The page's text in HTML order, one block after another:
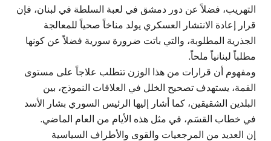
التهريب، فضلاً عن دور دمشق في لعبة السلطة في لبنان، فإن
قرار إعادة الانتشار العسكري يولد مناخاً صحياً للمعالجة
الجذرية المطلوبة، والتي باتت ضرورة سورية فضلاً عن كونها
مطلباً لبنانياً ملحاً.
ومفهوم أن قرارات من هذا الوزن تتطلب علاجاً على مستوى
القمة، يستهدف تصحيح الخلل في العلاقات النموذج، بين
البلدين الشقيقين، كما أشار إليها الرئيس السوري بشار الأسد
في خطاب القسَم، في مثل هذه الأيام من العام الماضي.
إن العديد من المرجعيات والقوى والأطراف السياسية